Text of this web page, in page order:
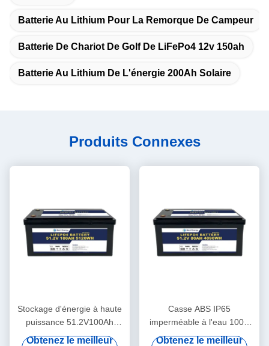
Batterie Au Lithium Pour La Remorque De Campeur
Batterie De Chariot De Golf De LiFePo4 12v 150ah
Batterie Au Lithium De L'énergie 200Ah Solaire
Produits Connexes
Stockage d'énergie à haute
puissance 51.2V100Ah
Batterie rechargeable pour
Obtenez le meilleur
Casse ABS IP65
imperméable à l'eau 100A
Max décharge 48V80Ah
Obtenez le meilleur